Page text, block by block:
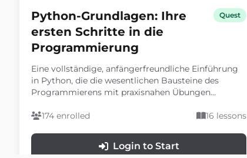
Python-Grundlagen: Ihre
ersten Schritte in die
Programmierung
Quest
Eine vollständige, anfängerfreundliche Einführung
in Python, die die wesentlichen Bausteine des
Programmierens mit praxisnahen Übungen
174 enrolled
16 lessons
Login to Start